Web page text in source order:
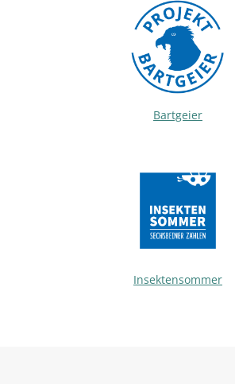
Bartgeier
Insektensommer